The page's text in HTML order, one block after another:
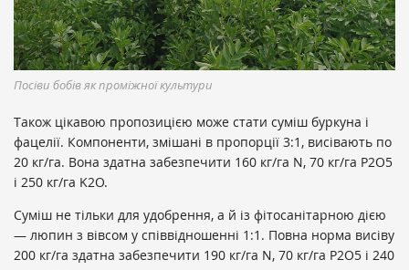
Посіви бобів як проміжної культури
Також цікавою пропозицією може стати суміш буркуна і
фацелії. Компоненти, змішані в пропорції 3:1, висівають по
20 кг/га. Вона здатна забезпечити 160 кг/га N, 70 кг/га P2O5
і 250 кг/га K2O.
Суміш не тільки для удобрення, а й із фітосанітарною дією
— люпин з вівсом у співвідношенні 1:1. Повна норма висіву
200 кг/га здатна забезпечити 190 кг/га N, 70 кг/га P2O5 і 240